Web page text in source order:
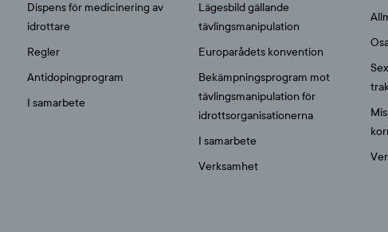
Dispens för medicinering av
idrottare
Regler
Antidopingprogram
I samarbete
Lägesbild gällande
tävlingsmanipulation
Europarådets konvention
Bekämpningsprogram mot
tävlingsmanipulation för
idrottsorganisationerna
I samarbete
Verksamhet